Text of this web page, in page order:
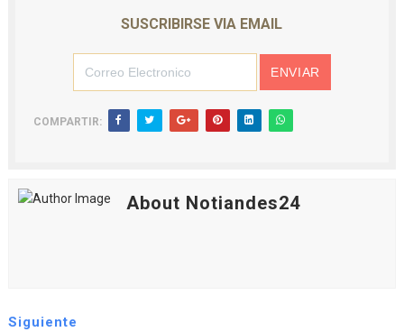
SUSCRIBIRSE VIA EMAIL
COMPARTIR:
About Notiandes24
Siguiente